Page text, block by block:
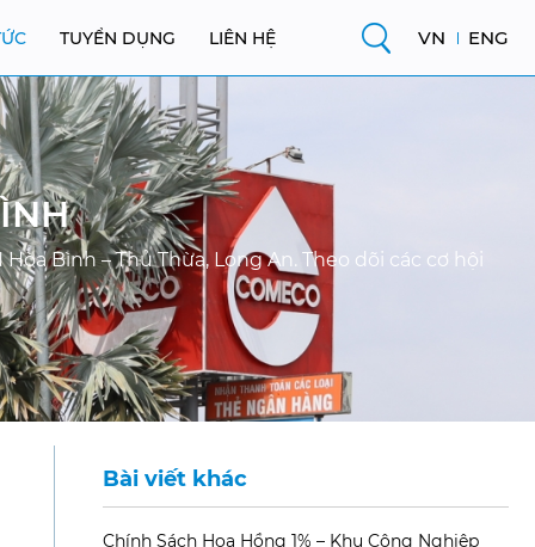
TUYỂN DỤNG LIÊN HỆ VN ENG
Bình – Thủ Thừa, Long An. Theo dõi các cơ hội
Bài viết khác
Chính Sách Hoa Hồng 1% – Khu Công Nghiệp